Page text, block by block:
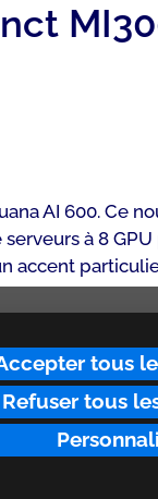
tous
Refuser tous
AI 600. Ce
à 8
accent